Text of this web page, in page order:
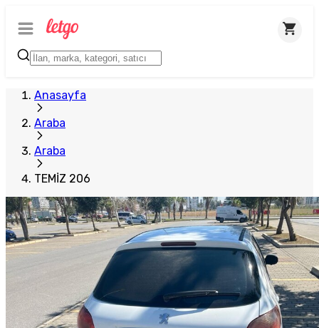
Anasayfa
Araba
Araba
TEMİZ 206